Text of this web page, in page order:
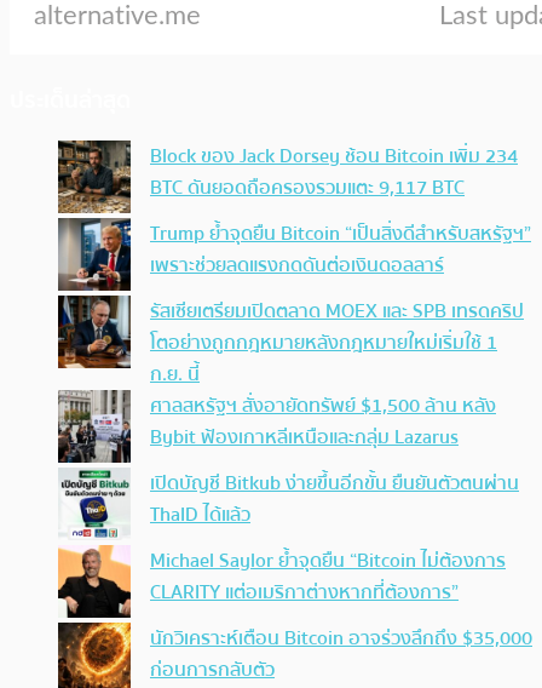
Block ของ Jack Dorsey ช้อน Bitcoin เพิ่ม 234
BTC ดันยอดถือครองรวมแตะ 9,117 BTC
Trump ย้ำจุดยืน Bitcoin “เป็นสิ่งดีสำหรับสหรัฐฯ”
เพราะช่วยลดแรงกดดันต่อเงินดอลลาร์
รัสเซียเตรียมเปิดตลาด MOEX และ SPB เทรดคริป
โตอย่างถูกกฎหมายหลังกฎหมายใหม่เริ่มใช้ 1
ก.ย. นี้
ศาลสหรัฐฯ สั่งอายัดทรัพย์ $1,500 ล้าน หลัง
Bybit ฟ้องเกาหลีเหนือและกลุ่ม Lazarus
เปิดบัญชี Bitkub ง่ายขึ้นอีกขั้น ยืนยันตัวตนผ่าน
ThaID ได้แล้ว
Michael Saylor ย้ำจุดยืน “Bitcoin ไม่ต้องการ
CLARITY แต่อเมริกาต่างหากที่ต้องการ”
นักวิเคราะห์เตือน Bitcoin อาจร่วงลึกถึง $35,000
ก่อนการกลับตัว